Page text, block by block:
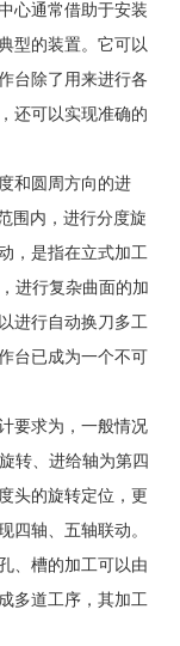
心通常借助于安装
型的装置。它可以
台除了用来进行各
还可以实现准确的
和圆周方向的进
围内，进行分度旋
，是指在立式加工
进行复杂曲面的加
进行自动换刀多工
台已成为一个不可
要求为，一般情况
转、进给轴为第四
头的旋转定位，更
四轴、五轴联动。
、槽的加工可以由
多道工序，其加工